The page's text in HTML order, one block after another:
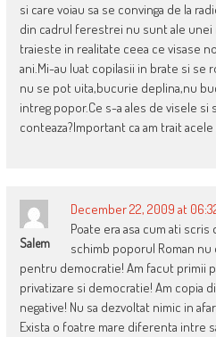
si care voiau sa se convinga de la
din cadrul ferestrei nu sunt ale unei
traieste in realitate ceea ce visase
ani.Mi-au luat copilasii in brate si se
nu se pot uita,bucurie deplina,nu
intreg popor.Ce s-a ales de visele
conteaza?Important ca am trait
Salem
December 22, 2009 at
Poate era asa cum ati
schimb poporul Roman nu
pentru democratie! Am facut primii
privatizare si democratie! Am copia
negative! Nu sa dezvoltat nimic in
Exista o foatre mare diferenta intre